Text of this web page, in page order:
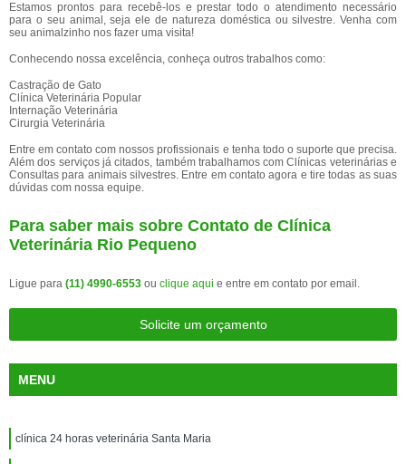
Estamos prontos para recebê-los e prestar todo o atendimento necessário
para o seu animal, seja ele de natureza doméstica ou silvestre. Venha com
seu animalzinho nos fazer uma visita!
Conhecendo nossa excelência, conheça outros trabalhos como:
Castração de Gato
Clínica Veterinária Popular
Internação Veterinária
Cirurgia Veterinária
Entre em contato com nossos profissionais e tenha todo o suporte que precisa.
Além dos serviços já citados, também trabalhamos com Clínicas veterinárias e
Consultas para animais silvestres. Entre em contato agora e tire todas as suas
dúvidas com nossa equipe.
Para saber mais sobre Contato de Clínica
Veterinária Rio Pequeno
Ligue para (11) 4990-6553 ou clique aqui e entre em contato por email.
Solicite um orçamento
MENU
clínica 24 horas veterinária Santa Maria